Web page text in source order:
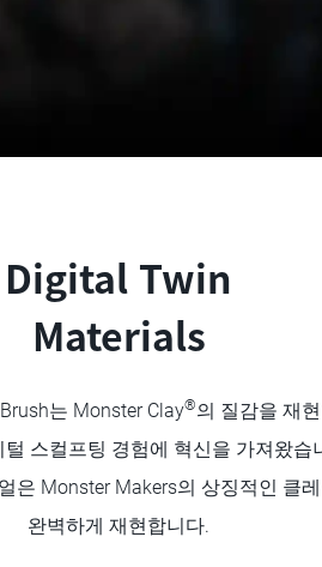
Digital Twin
Materials
는 Monster Clay®의 질감을 재
스컬프팅 경험에 혁신을 가져왔습
은 Monster Makers의 상징적인 클
완벽하게 재현합니다.